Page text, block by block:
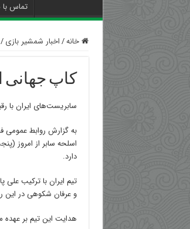
تماس با
خانه/اخبار شمشیر بازی /
کاپ جهانی
سابریست‌های ایران با
به گزارش روابط عمومی
اسلحه سابر از امروز
دارد.
تیم ایران با ترکیب علی
و عرفان شکوهی در این
هدایت این تیم بر